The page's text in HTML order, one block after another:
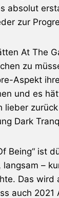
absolut
zur
At The
zu
Aspekt
und es
lieber
Dark
Being“ ist
langsam –
Das wird
auch 2021